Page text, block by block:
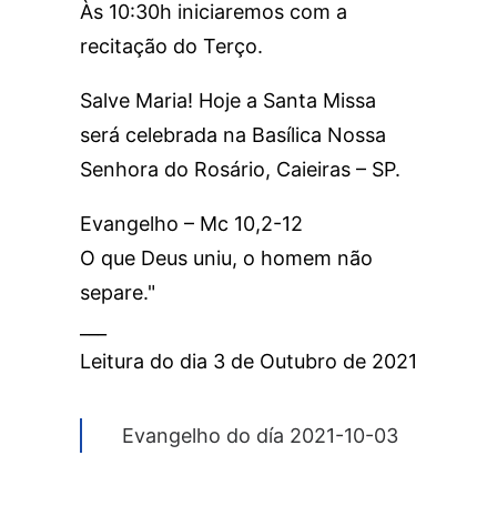
Às 10:30h iniciaremos com a
recitação do Terço.
Salve Maria! Hoje a Santa Missa
será celebrada na Basílica Nossa
Senhora do Rosário, Caieiras – SP.
Evangelho – Mc 10,2-12
O que Deus uniu, o homem não
separe."
Leitura do dia 3 de Outubro de 2021
Evangelho do día 2021-10-03